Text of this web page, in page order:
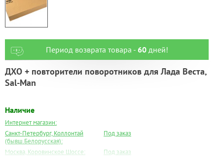
Период возврата товара - 60дней!
ДХО + повторители поворотников для Лада Веста,
Sal-Man
Наличие
Интернет магазин:
Санкт-Петербург, Коллонтай
(бывш.Белорусская):
Под заказ
Москва, Коровинское Шоссе:
Под заказ